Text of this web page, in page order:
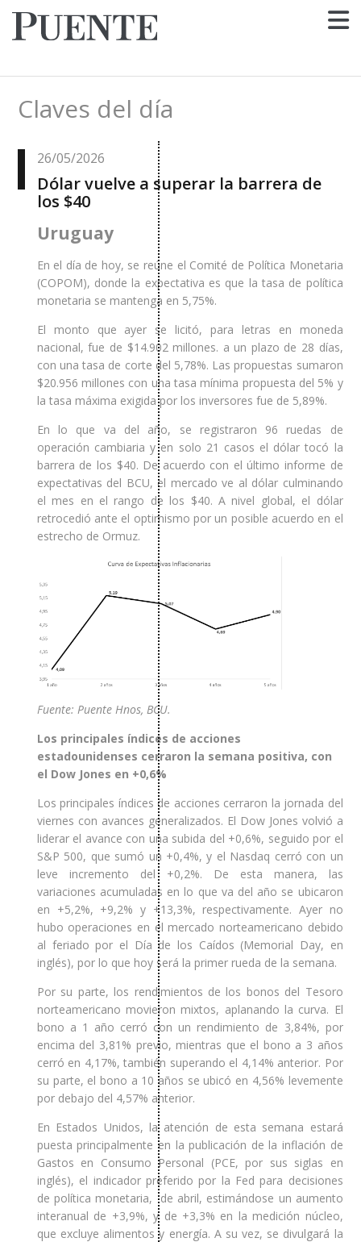
Claves del día
26/05/2026
Dólar vuelve a superar la barrera de
los $40
Uruguay
En el día de hoy, se reúne el Comité de Política Monetaria
(COPOM), donde la expectativa es que la tasa de política
monetaria se mantenga en 5,75%.
El monto que ayer se licitó, para letras en moneda
nacional, fue de $14.902 millones. a un plazo de 28 días,
con una tasa de corte del 5,78%. Las propuestas sumaron
$20.956 millones con una tasa mínima propuesta del 5% y
la tasa máxima exigida por los inversores fue de 5,89%.
En lo que va del año, se registraron 96 ruedas de
operación cambiaria y en solo 21 casos el dólar tocó la
barrera de los $40. De acuerdo con el último informe de
expectativas del BCU, el mercado ve al dólar culminando
el mes en el rango de los $40. A nivel global, el dólar
retrocedió ante el optimismo por un posible acuerdo en el
estrecho de Ormuz.
Fuente: Puente Hnos, BCU.
Los principales índices de acciones
estadounidenses cerraron la semana positiva, con
el Dow Jones en +0,6%
Los principales índices de acciones cerraron la jornada del
viernes con avances generalizados. El Dow Jones volvió a
liderar el avance con una subida del +0,6%, seguido por el
S&P 500, que sumó un +0,4%, y el Nasdaq cerró con un
leve incremento del +0,2%. De esta manera, las
variaciones acumuladas en lo que va del año se ubicaron
en +5,2%, +9,2% y +13,3%, respectivamente. Ayer no
hubo operaciones en el mercado norteamericano debido
al feriado por el Día de los Caídos (Memorial Day, en
inglés), por lo que hoy será la primer rueda de la semana.
Por su parte, los rendimientos de los bonos del Tesoro
norteamericano movieron mixtos, aplanando la curva. El
bono a 1 año cerró con un rendimiento de 3,84%, por
encima del 3,81% previo, mientras que el bono a 3 años
cerró en 4,17%, también superando el 4,14% anterior. Por
su parte, el bono a 10 años se ubicó en 4,56% levemente
por debajo del 4,57% anterior.
En Estados Unidos, la atención de esta semana estará
puesta principalmente en la publicación de la inflación de
Gastos en Consumo Personal (PCE, por sus siglas en
inglés), el indicador preferido por la Fed para decisiones
de política monetaria, de abril, estimándose un aumento
interanual de +3,9%, y de +3,3% en la medición núcleo,
que excluye alimentos y energía. A su vez, se divulgará la